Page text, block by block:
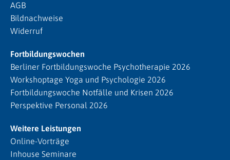
AGB
Bildnachweise
Widerruf
Fortbildungswochen
Berliner Fortbildungswoche Psychotherapie 2026
Workshoptage Yoga und Psychologie 2026
Fortbildungswoche Notfälle und Krisen 2026
Perspektive Personal 2026
Weitere Leistungen
Online-Vorträge
Inhouse Seminare